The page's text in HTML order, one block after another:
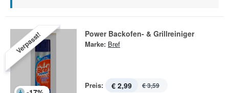
Verpasst! Power Backofen- & Grillreiniger
Marke: Bref
Preis: € 2,99 € 3,59